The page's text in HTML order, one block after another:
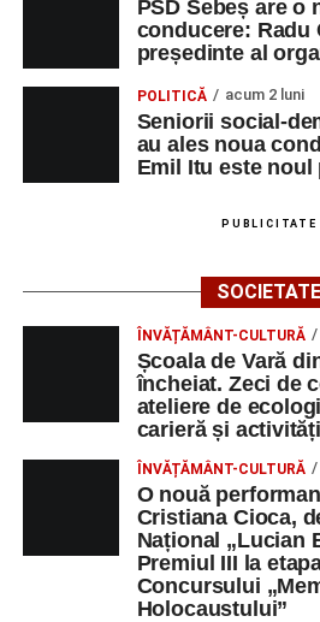
cea de-a III-a ediție a
de Sebeș”
Primul concert din cadrul
2026 a adus emoție și
PSD Sebeș are o
conducere: Radu
președinte al
POLITICĂ acum 2 luni
Seniorii social-
au ales noua
Emil Itu este noul
PUBLICITATE
SOCIETATE
ÎNVĂȚĂMÂNT-CULTURĂ
Școala de Vară
încheiat. Zeci de
ateliere de
carieră și
ÎNVĂȚĂMÂNT-CULTURĂ
O nouă
Cristiana Cioca,
Național „Lucian
Premiul III la
Concursului
Holocaustului”